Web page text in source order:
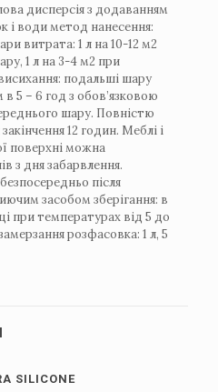
дисперсія з додаванням
і води метод нанесення:
витрата: 1 л на 10-12 м2
1 л на 3-4 м2 при
подальші шару
в 5 – 6 год з обов’язковою
шару. Повністю
12 годин. Меблі і
поверхні можна
з дня забарвлення.
після
засобом зберігання: в
при температурах від 5 до
розфасовка: 1 л, 5
SILICONE